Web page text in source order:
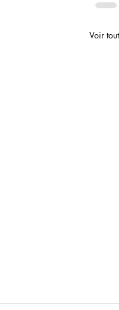
Voir tout